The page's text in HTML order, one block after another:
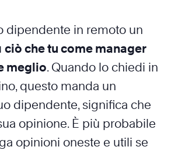
dipendente in remoto un
ciò che tu come manager
meglio. Quando lo chiedi in
questo manda un
dipendente, significa che
opinione. È più probabile
opinioni oneste e utili se